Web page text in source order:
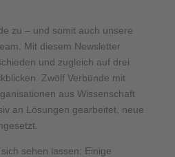
zu – und somit auch unsere
Mit diesem Newsletter
und zugleich auf drei
Zwölf Verbünde mit
aus Wissenschaft
an Lösungen gearbeitet, neue
sehen lassen: Einige